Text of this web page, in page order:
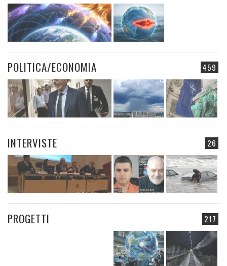
459
POLITICA/ECONOMIA
26
INTERVISTE
217
PROGETTI